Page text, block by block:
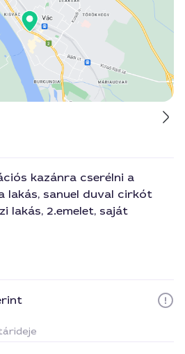
kazánra cserélni a
lakás, sanuel duval cirkót
lakás, 2.emelet, saját